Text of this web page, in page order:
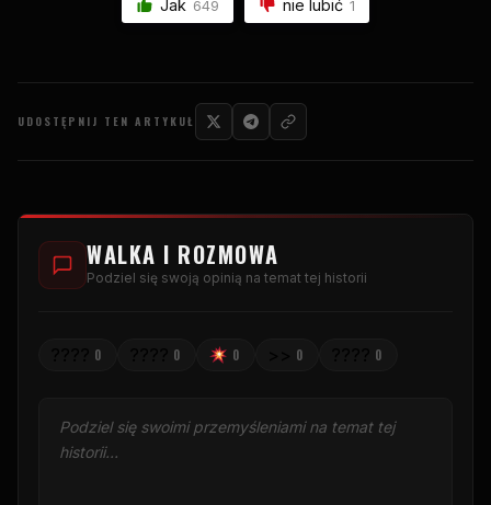
Jak 649 nie lubić 1
UDOSTĘPNIJ TEN ARTYKUŁ
WALKA I ROZMOWA
Podziel się swoją opinią na temat tej historii
0 0 0 0 0